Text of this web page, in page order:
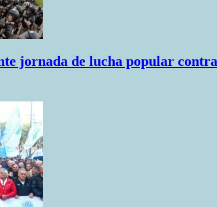
jornada de lucha popular